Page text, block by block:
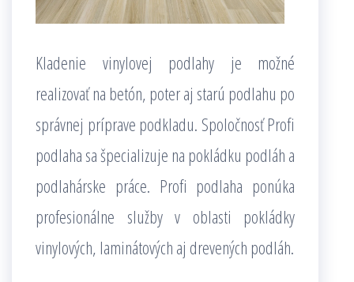
Kladenie vinylovej podlahy je možné
realizovať na betón, poter aj starú podlahu po
správnej príprave podkladu. Spoločnosť Profi
podlaha sa špecializuje na pokládku podláh a
podlahárske práce. Profi podlaha ponúka
profesionálne služby v oblasti pokládky
vinylových, laminátových aj drevených podláh.